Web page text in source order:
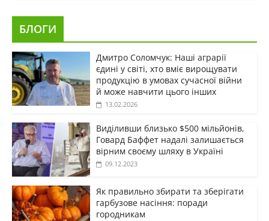
БЛОГИ
Дмитро Соломчук: Наші аграрії
єдині у світі, хто вміє вирощувати
продукцію в умовах сучасної війни
й може навчити цього інших
13.02.2026
Виділивши близько $500 мільйонів,
Говард Баффет надалі залишається
вірним своєму шляху в Україні
09.12.2023
Як правильно збирати та зберігати
гарбузове насіння: поради
городникам